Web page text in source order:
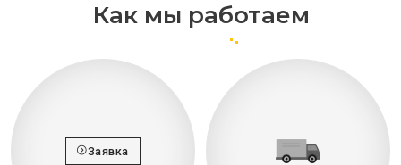
Как мы работаем
Заявка